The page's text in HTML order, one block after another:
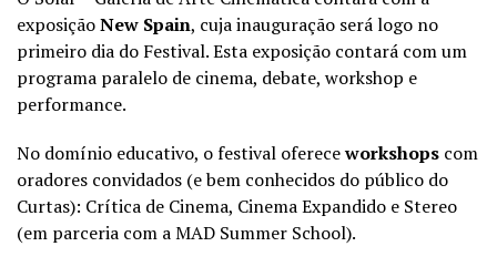
exposiçãoNew Spain, cuja inauguração será logo no
primeiro dia do Festival. Esta exposição contará com um
programa paralelo de cinema, debate, workshop e
performance.
No domínio educativo, o festival ofereceworkshops com
oradores convidados (e bem conhecidos do público do
Curtas): Crítica de Cinema, Cinema Expandido e Stereo
(em parceria com a MAD Summer School).